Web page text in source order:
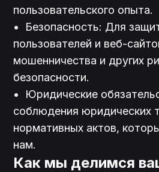
пользовательского опыта.
•	Безопасность: Для защиты наших
пользователей и веб-
мошенничества и других
безопасности.
•	Юридические обязательства: Для
соблюдения юридических
нормативных актов,
Как мы делимся